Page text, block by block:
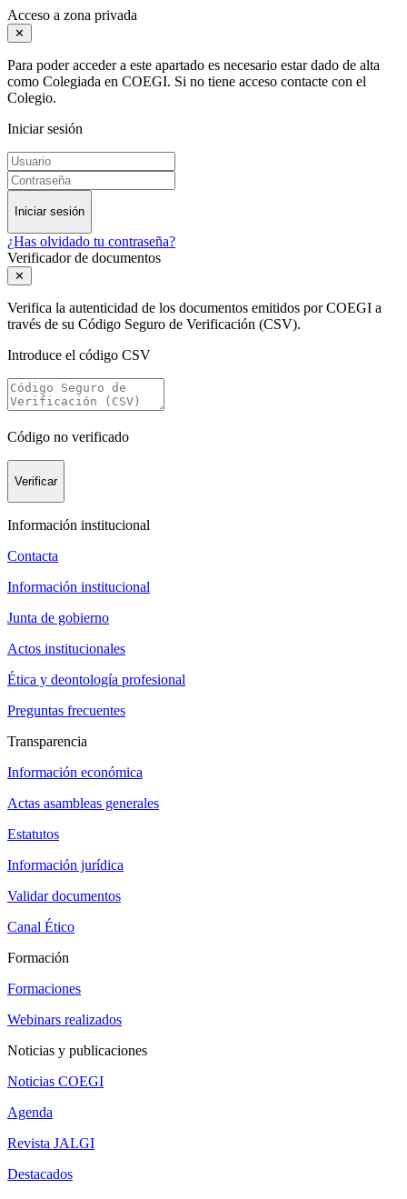
Acceso a zona privada
✕
Para poder acceder a este apartado es necesario estar dado de alta
como Colegiada en COEGI. Si no tiene acceso contacte con el
Colegio.
Iniciar sesión
Iniciar sesión
¿Has olvidado tu contraseña?
Verificador de documentos
✕
Verifica la autenticidad de los documentos emitidos por COEGI a
través de su Código Seguro de Verificación (CSV).
Introduce el código CSV
Código no verificado
Verificar
Información institucional
Contacta
Información institucional
Junta de gobierno
Actos institucionales
Ética y deontología profesional
Preguntas frecuentes
Transparencia
Información económica
Actas asambleas generales
Estatutos
Información jurídica
Validar documentos
Canal Ético
Formación
Formaciones
Webinars realizados
Noticias y publicaciones
Noticias COEGI
Agenda
Revista JALGI
Destacados